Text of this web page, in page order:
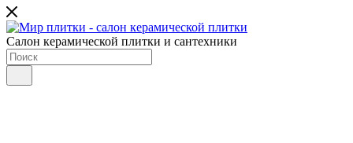
Салон керамической плитки и сантехники